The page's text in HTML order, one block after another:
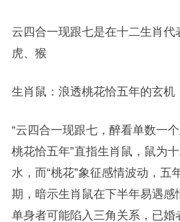
云四合一现跟七是在十二生肖代
虎、猴
生肖鼠：浪透桃花恰五年的玄机
“云四合一现跟七，醉看单数一
桃花恰五年”直指生肖鼠，鼠为
水，而“桃花”象征感情波动，五
期，暗示生肖鼠在下半年易遇感
单身者可能陷入三角关系，已婚